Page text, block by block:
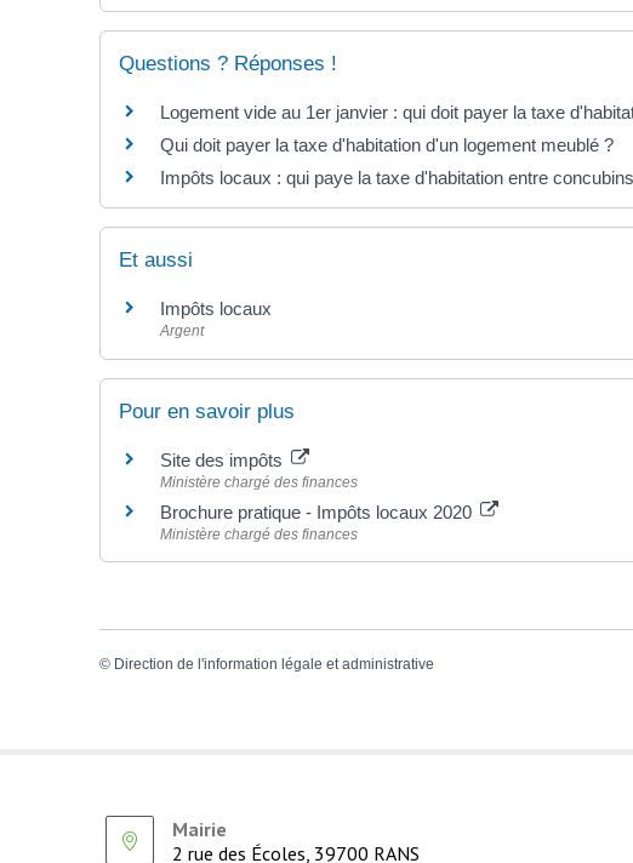
Questions ? Réponses !
Logement vide au 1er janvier : qui doit payer la taxe
Qui doit payer la taxe d'habitation d'un logement meublé ?
Impôts locaux : qui paye la taxe d'habitation entre
Et aussi
Impôts locaux
Argent
Pour en savoir plus
Site des impôts
Ministère chargé des finances
Brochure pratique - Impôts locaux 2020
Ministère chargé des finances
© Direction de l'information légale et administrative
Mairie
2 rue des Écoles, 39700 RANS